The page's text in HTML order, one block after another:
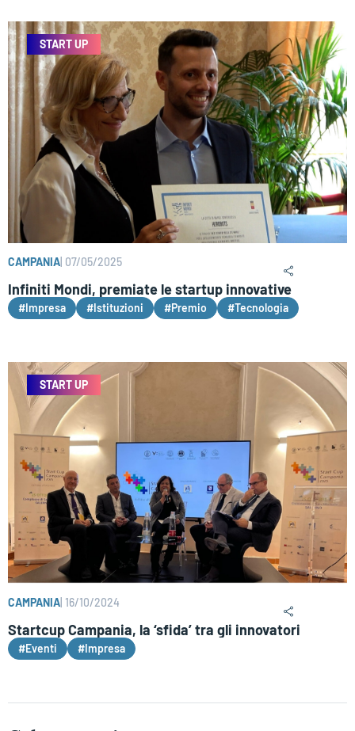
START UP
CAMPANIA 07/05/2025
Infiniti Mondi, premiate le startup innovative
#Impresa #Istituzioni #Premio #Tecnologia
START UP
CAMPANIA 16/10/2024
Startcup Campania, la ‘sfida’ tra gli innovatori
#Eventi #Impresa